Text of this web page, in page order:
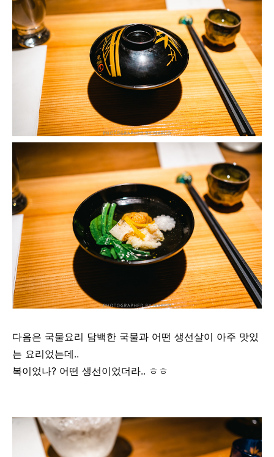
다음은 국물요리 담백한 국물과 어떤 생선살이 아주 맛있
는 요리었는데..
복이었나? 어떤 생선이었더라.. ㅎㅎ